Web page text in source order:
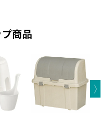
進化するキッチンに合わせて使
いやすさを実現しました。
商品